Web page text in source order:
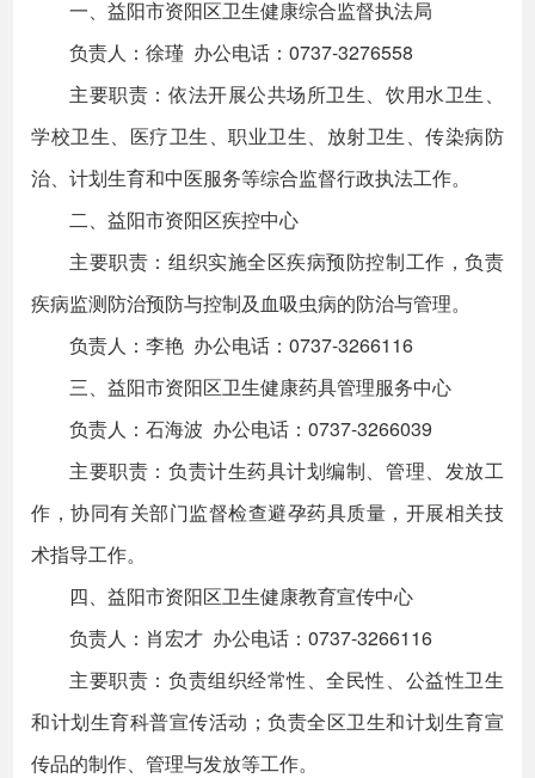
一、益阳市资阳区卫生健康综合监督执法局
负责人：徐瑾 办公电话：0737-3276558
主要职责：依法开展公共场所卫生、饮用水卫生、
学校卫生、医疗卫生、职业卫生、放射卫生、传染病防
治、计划生育和中医服务等综合监督行政执法工作。
二、益阳市资阳区疾控中心
主要职责：组织实施全区疾病预防控制工作，负责
疾病监测防治预防与控制及血吸虫病的防治与管理。
负责人：李艳 办公电话：0737-3266116
三、益阳市资阳区卫生健康药具管理服务中心
负责人：石海波 办公电话：0737-3266039
主要职责：负责计生药具计划编制、管理、发放工
作，协同有关部门监督检查避孕药具质量，开展相关技
术指导工作。
四、益阳市资阳区卫生健康教育宣传中心
负责人：肖宏才 办公电话：0737-3266116
主要职责：负责组织经常性、全民性、公益性卫生
和计划生育科普宣传活动；负责全区卫生和计划生育宣
传品的制作、管理与发放等工作。